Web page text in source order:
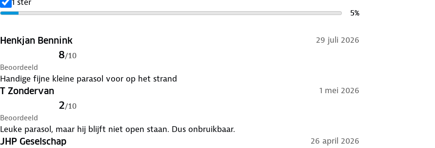
1 ster
5%
Henkjan Bennink 29 juli 2026
8/10
Beoordeeld
Handige fijne kleine parasol voor op het strand
T Zondervan 1 mei 2026
2/10
Beoordeeld
Leuke parasol, maar hij blijft niet open staan. Dus onbruikbaar.
JHP Geselschap 26 april 2026